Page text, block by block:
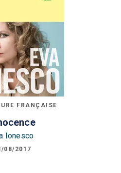
FRANÇAISE
Ionesco
08/2017